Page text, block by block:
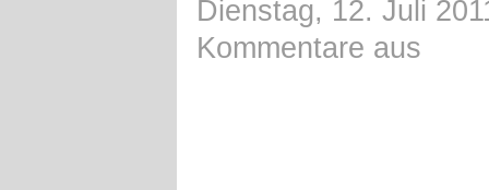
Dienstag, 12. Juli
Kommentare aus